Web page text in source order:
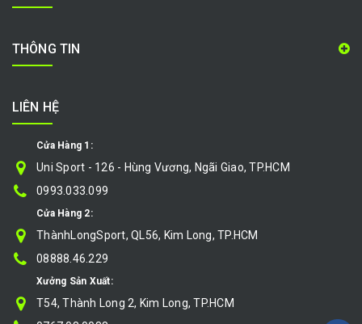
THÔNG TIN
LIÊN HỆ
Cửa Hàng 1:
Uni Sport - 126 - Hùng Vương, Ngãi Giao, TP.HCM
0993.033.099
Cửa Hàng 2:
ThànhLongSport, QL56, Kim Long, TP.HCM
08888.46.229
Xưởng Sản Xuất:
T54, Thành Long 2, Kim Long, TP.HCM